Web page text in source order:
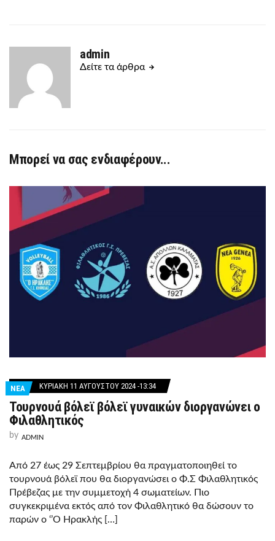
admin
Δείτε τα άρθρα
Μπορεί να σας ενδιαφέρουν...
ΝΕΑ ΚΥΡΙΑΚΉ 11 ΑΥΓΟΎΣΤΟΥ 2024 -13:34
Τουρνουά βόλεϊ βόλεϊ γυναικών διοργανώνει ο
Φιλαθλητικός
by ADMIN
Από 27 έως 29 Σεπτεμβρίου θα πραγματοποιηθεί το
τουρνουά βόλεϊ που θα διοργανώσει ο Φ.Σ Φιλαθλητικός
Πρέβεζας με την συμμετοχή 4 σωματείων. Πιο
συγκεκριμένα εκτός από τον Φιλαθλητικό θα δώσουν το
παρών ο ‘’Ο Ηρακλής […]